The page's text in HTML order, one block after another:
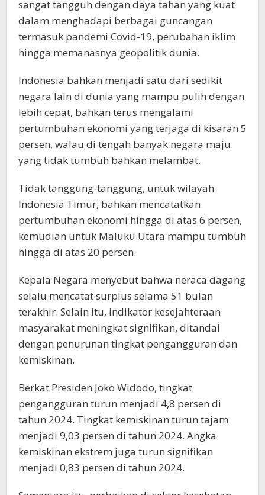
sangat tangguh dengan daya tahan yang kuat
dalam menghadapi berbagai guncangan
termasuk pandemi Covid-19, perubahan iklim
hingga memanasnya geopolitik dunia.
Indonesia bahkan menjadi satu dari sedikit
negara lain di dunia yang mampu pulih dengan
lebih cepat, bahkan terus mengalami
pertumbuhan ekonomi yang terjaga di kisaran 5
persen, walau di tengah banyak negara maju
yang tidak tumbuh bahkan melambat.
Tidak tanggung-tanggung, untuk wilayah
Indonesia Timur, bahkan mencatatkan
pertumbuhan ekonomi hingga di atas 6 persen,
kemudian untuk Maluku Utara mampu tumbuh
hingga di atas 20 persen.
Kepala Negara menyebut bahwa neraca dagang
selalu mencatat surplus selama 51 bulan
terakhir. Selain itu, indikator kesejahteraan
masyarakat meningkat signifikan, ditandai
dengan penurunan tingkat pengangguran dan
kemiskinan.
Berkat Presiden Joko Widodo, tingkat
pengangguran turun menjadi 4,8 persen di
tahun 2024. Tingkat kemiskinan turun tajam
menjadi 9,03 persen di tahun 2024. Angka
kemiskinan ekstrem juga turun signifikan
menjadi 0,83 persen di tahun 2024.